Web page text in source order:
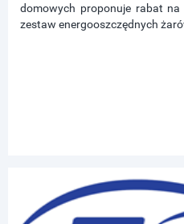
domowych proponuje rabat
zestaw energooszczędnych